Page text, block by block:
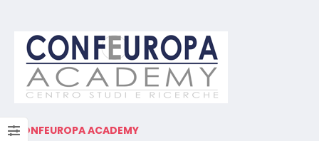
CONFEUROPA ACADEMY